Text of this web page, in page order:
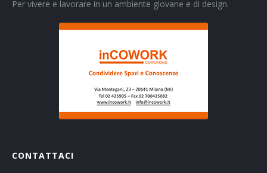
Per vivere e lavorare in un ambiente giovane e di design.
CONTATTACI